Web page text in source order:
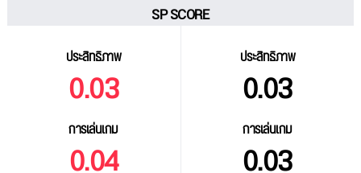
SP SCORE
ประสิทธิภาพ
0.03
การเล่นเกม
ประสิทธิภาพ
0.03
การเล่นเกม